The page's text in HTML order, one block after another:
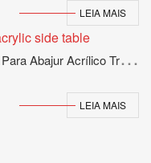
LEIA MAIS
M
Esa Lateral Acrílica Personalizada Para Abajur Acrílico Transparente
LEIA MAIS